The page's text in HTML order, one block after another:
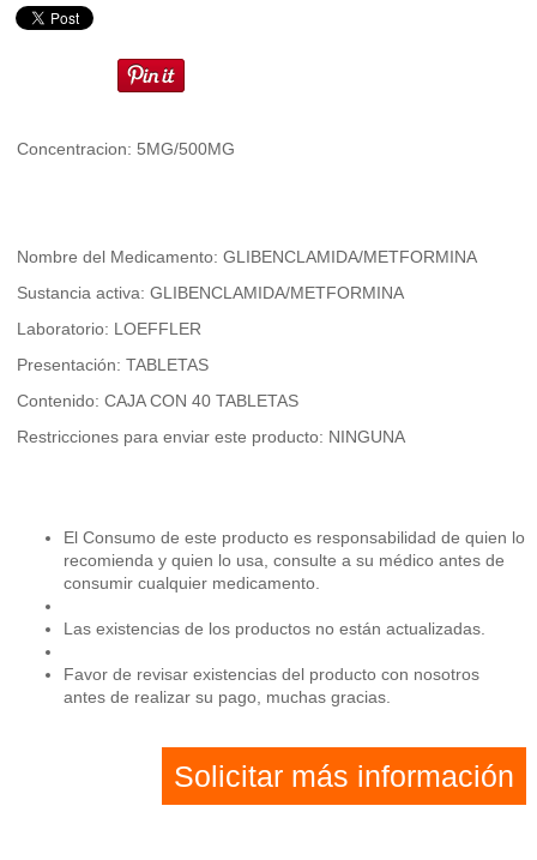
Concentracion: 5MG/500MG
Nombre del Medicamento: GLIBENCLAMIDA/METFORMINA
Sustancia activa: GLIBENCLAMIDA/METFORMINA
Laboratorio: LOEFFLER
Presentación: TABLETAS
Contenido: CAJA CON 40 TABLETAS
Restricciones para enviar este producto: NINGUNA
El Consumo de este producto es responsabilidad de quien lo
recomienda y quien lo usa, consulte a su médico antes de
consumir cualquier medicamento.
Las existencias de los productos no están actualizadas.
Favor de revisar existencias del producto con nosotros
antes de realizar su pago, muchas gracias.
Solicitar más información